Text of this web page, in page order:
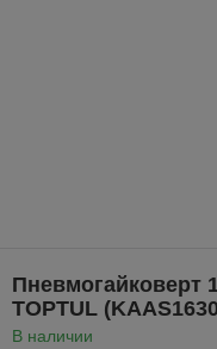
Пневмогайковерт
TOPTUL
В наличии